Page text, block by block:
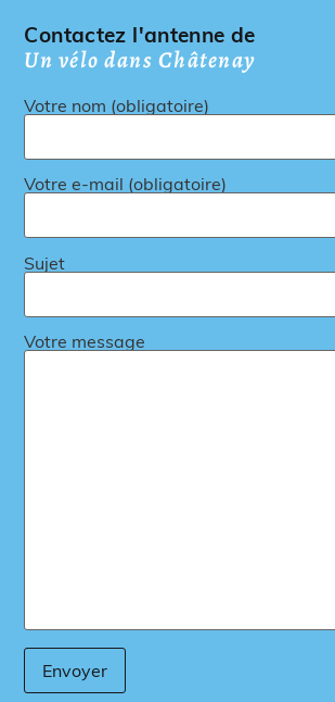
Contactez l'antenne de
Un vélo dans Châtenay
Votre nom (obligatoire)
Votre e-mail (obligatoire)
Sujet
Votre message